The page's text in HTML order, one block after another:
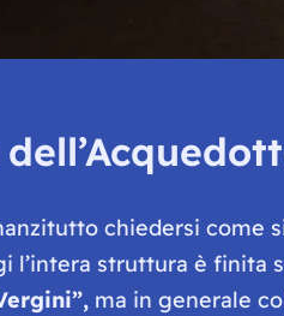
chiedersi come
l’intera struttura è finita
ma in generale